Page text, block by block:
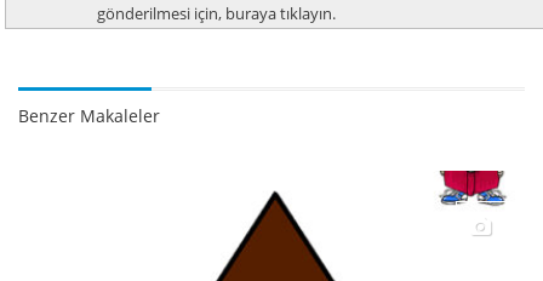
gönderilmesi için, buraya tıklayın.
Benzer Makaleler